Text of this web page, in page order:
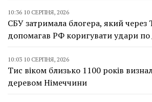
10:36 10 СЕРПНЯ, 2026
СБУ затримала блогера, який через
допомагав РФ коригувати удари по
10:03 10 СЕРПНЯ, 2026
Тис віком близько 1100 років
деревом Німеччини